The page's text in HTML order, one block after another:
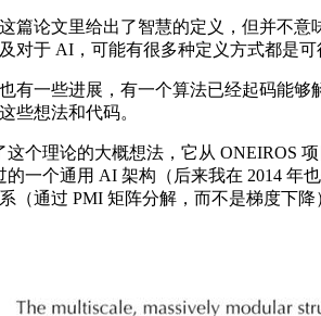
论文里给出了智慧的定义，但并不意
对于 AI，可能有很多种定义方式都是可
一些进展，有一个算法已经起码能够
些想法和代码。
理论的大概想法，它从 ONEIROS 项目
的一个通用 AI 架构（后来我在 2014
（通过 PMI 矩阵分解，而不是梯度下